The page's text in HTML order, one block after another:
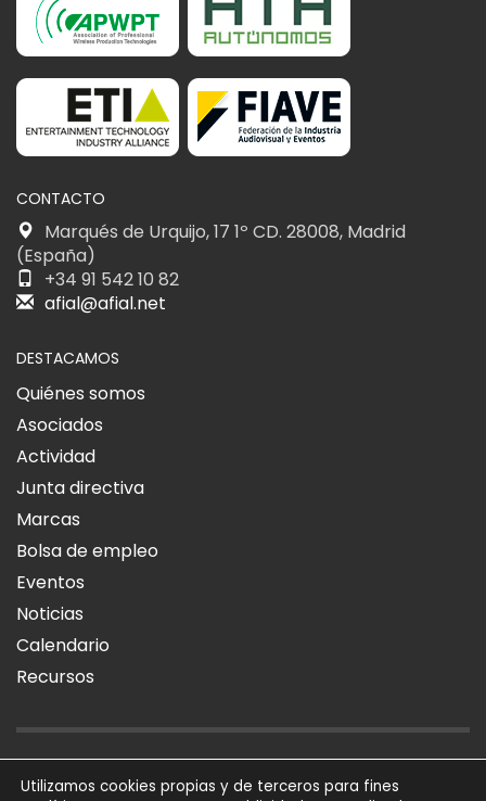
CONTACTO
Marqués de Urquijo, 17 1º CD. 28008, Madrid
(España)
+34 91 542 10 82
afial@afial.net
DESTACAMOS
Quiénes somos
Asociados
Actividad
Junta directiva
Marcas
Bolsa de empleo
Eventos
Noticias
Calendario
Recursos
AVISO LEGAL POLÍTICA DE PRIVACIDAD POLÍTICA DE COOKIES
Utilizamos cookies propias y de terceros para fines